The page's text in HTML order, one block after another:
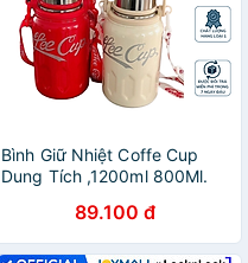
Bình Giữ Nhiệt Coffe Cup
Dung Tích ,1200ml 800Ml.
Liệu Inox 316 Cao Cấp -
HÀNG CHÍNH HÃNG MINIIN
89.100 đ